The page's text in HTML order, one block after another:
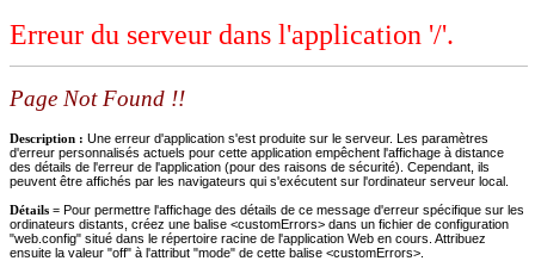
Erreur du serveur dans l'application '/'.
Page Not Found !!
Description : Une erreur d'application s'est produite sur le serveur. Les paramètres
d'erreur personnalisés actuels pour cette application empêchent l'affichage à distance
des détails de l'erreur de l'application (pour des raisons de sécurité). Cependant, ils
peuvent être affichés par les navigateurs qui s'exécutent sur l'ordinateur serveur local.
Détails = Pour permettre l'affichage des détails de ce message d'erreur spécifique sur les
ordinateurs distants, créez une balise <customErrors> dans un fichier de configuration
"web.config" situé dans le répertoire racine de l'application Web en cours. Attribuez
ensuite la valeur "off" à l'attribut "mode" de cette balise <customErrors>.